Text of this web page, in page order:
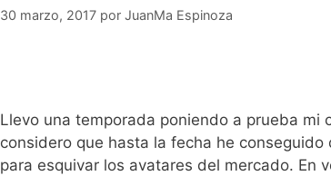
30 marzo, 2017 por JuanMa Espinoza
Llevo una temporada poniendo a prueba
considero que hasta la fecha he
para esquivar los avatares del mercado. En